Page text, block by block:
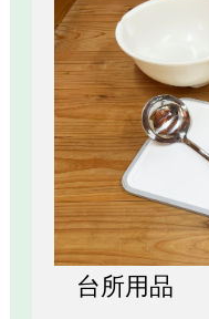
台所用品